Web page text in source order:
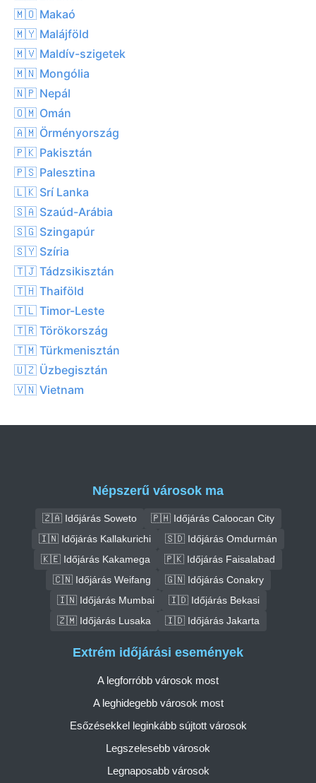
🇲🇴 Makaó
🇲🇾 Malájföld
🇲🇻 Maldív-szigetek
🇲🇳 Mongólia
🇳🇵 Nepál
🇴🇲 Omán
🇦🇲 Örményország
🇵🇰 Pakisztán
🇵🇸 Palesztina
🇱🇰 Srí Lanka
🇸🇦 Szaúd-Arábia
🇸🇬 Szingapúr
🇸🇾 Szíria
🇹🇯 Tádzsikisztán
🇹🇭 Thaiföld
🇹🇱 Timor-Leste
🇹🇷 Törökország
🇹🇲 Türkmenisztán
🇺🇿 Üzbegisztán
🇻🇳 Vietnam
Népszerű városok ma
🇿🇦 Időjárás Soweto
🇵🇭 Időjárás Caloocan City
🇮🇳 Időjárás Kallakurichi
🇸🇩 Időjárás Omdurmán
🇰🇪 Időjárás Kakamega
🇵🇰 Időjárás Faisalabad
🇨🇳 Időjárás Weifang
🇬🇳 Időjárás Conakry
🇮🇳 Időjárás Mumbai
🇮🇩 Időjárás Bekasi
🇿🇲 Időjárás Lusaka
🇮🇩 Időjárás Jakarta
Extrém időjárási események
A legforróbb városok most
A leghidegebb városok most
Esőzésekkel leginkább sújtott városok
Legszelesebb városok
Legnaposabb városok